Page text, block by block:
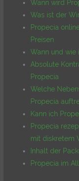
Wann wird
Was ist der
Propecia
Preisen
Wann und wie
Absolute
Propecia
Welche
Propecia
Kann ich
Propecia
mit diskretem
Inhalt der
Propecia im